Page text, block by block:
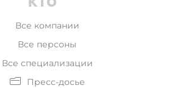
Все компании
Все персоны
Все специализации
Пресс-досье